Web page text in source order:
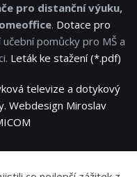
pro distanční výuku,
. Dotace pro
učební pomůcky pro MŠ a
Leták ke stažení (*.pdf)
televize a dotykový
Webdesign Miroslav